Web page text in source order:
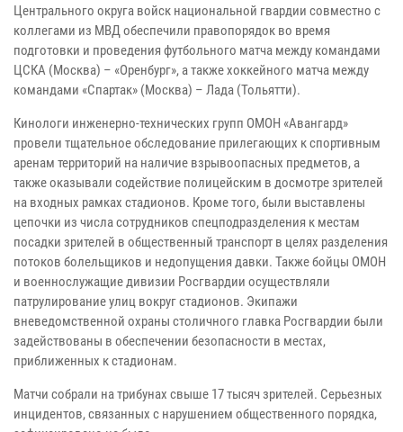
Центрального округа войск национальной гвардии совместно с
коллегами из МВД обеспечили правопорядок во время
подготовки и проведения футбольного матча между командами
ЦСКА (Москва) – «Оренбург», а также хоккейного матча между
командами «Спартак» (Москва) – Лада (Тольятти).
Кинологи инженерно-технических групп ОМОН «Авангард»
провели тщательное обследование прилегающих к спортивным
аренам территорий на наличие взрывоопасных предметов, а
также оказывали содействие полицейским в досмотре зрителей
на входных рамках стадионов. Кроме того, были выставлены
цепочки из числа сотрудников спецподразделения к местам
посадки зрителей в общественный транспорт в целях разделения
потоков болельщиков и недопущения давки. Также бойцы ОМОН
и военнослужащие дивизии Росгвардии осуществляли
патрулирование улиц вокруг стадионов. Экипажи
вневедомственной охраны столичного главка Росгвардии были
задействованы в обеспечении безопасности в местах,
приближенных к стадионам.
Матчи собрали на трибунах свыше 17 тысяч зрителей. Серьезных
инцидентов, связанных с нарушением общественного порядка,